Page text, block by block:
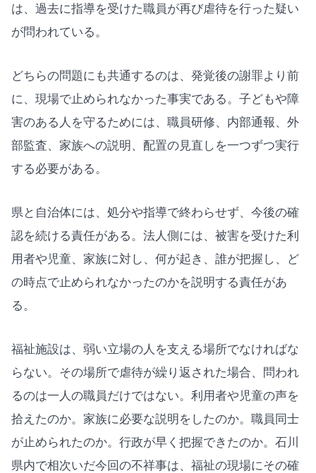
は、過去に指導を受けた職員が再び虐待を行った疑い
が問われている。
どちらの問題にも共通するのは、発覚後の謝罪より前
に、現場で止められなかった事実である。子どもや障
害のある人を守るためには、職員研修、内部通報、外
部監査、家族への説明、配置の見直しを一つずつ実行
する必要がある。
県と自治体には、処分や指導で終わらせず、今後の確
認を続ける責任がある。法人側には、被害を受けた利
用者や児童、家族に対し、何が起き、誰が把握し、ど
の時点で止められなかったのかを説明する責任があ
る。
福祉施設は、弱い立場の人を支える場所でなければな
らない。その場所で虐待が繰り返された場合、問われ
るのは一人の職員だけではない。利用者や児童の声を
拾えたのか。家族に必要な説明をしたのか。職員同士
が止められたのか。行政が早く把握できたのか。石川
県内で相次いだ今回の不祥事は、福祉の現場にその確